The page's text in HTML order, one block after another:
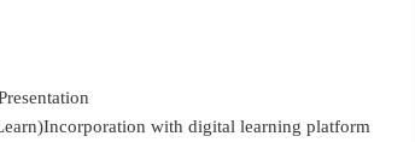
with digital learning platform